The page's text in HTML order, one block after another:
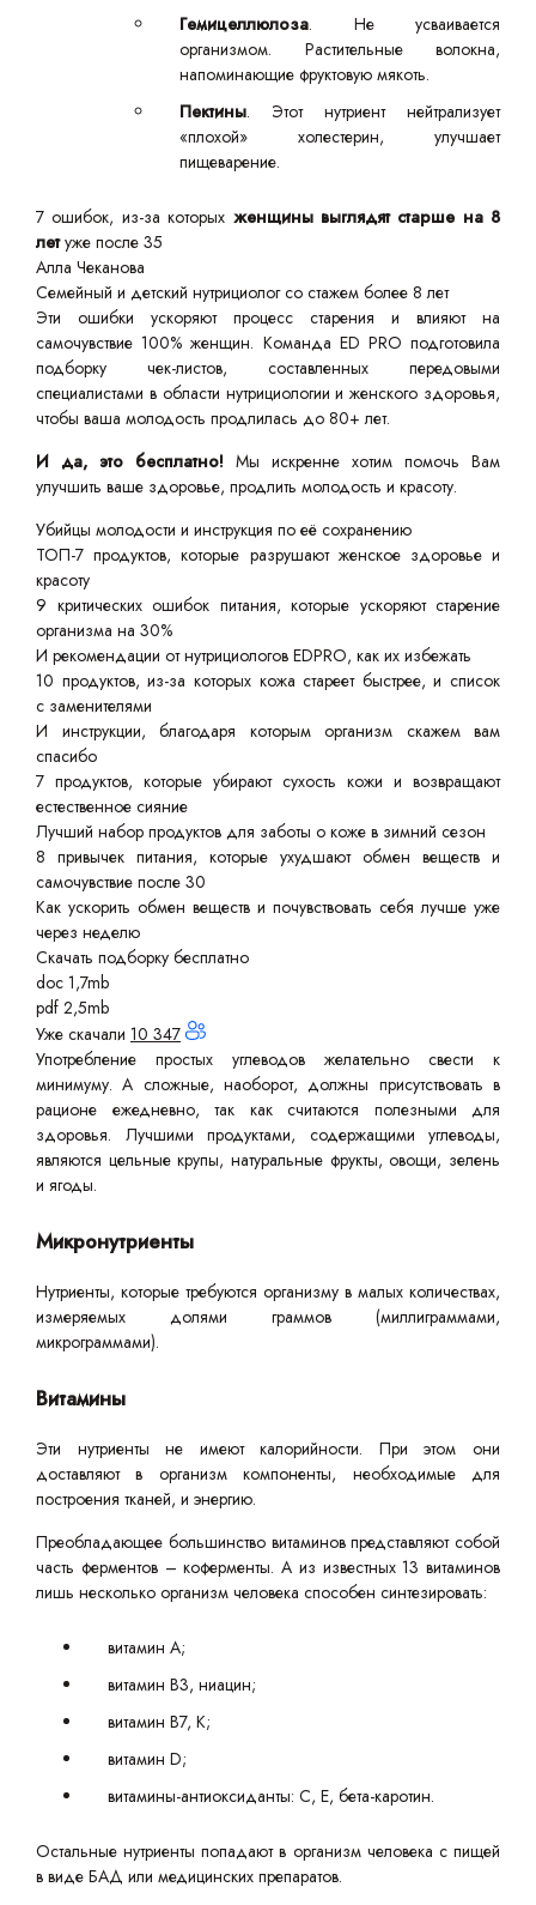
Гемицеллюлоза. Не усваивается
организмом. Растительные волокна,
напоминающие фруктовую мякоть.
Пектины. Этот нутриент нейтрализует
«плохой» холестерин, улучшает
пищеварение.
7 ошибок, из-за которых женщины выглядят старше на 8
летуже после 35
Алла Чеканова
Семейный и детский нутрициолог со стажем более 8 лет
Эти ошибки ускоряют процесс старения и влияют на
самочувствие 100% женщин. Команда ED PRO подготовила
подборку чек-листов, составленных передовыми
специалистами в области нутрициологии и женского здоровья,
чтобы ваша молодость продлилась до 80+ лет.
И да, это бесплатно! Мы искренне хотим помочь Вам
улучшить ваше здоровье, продлить молодость и красоту.
Убийцы молодости и инструкция по её сохранению
ТОП-7 продуктов, которые разрушают женское здоровье и
красоту
9 критических ошибок питания, которые ускоряют старение
организма на 30%
И рекомендации от нутрициологов EDPRO, как их избежать
10 продуктов, из-за которых кожа стареет быстрее, и список
с заменителями
И инструкции, благодаря которым организм скажем вам
спасибо
7 продуктов, которые убирают сухость кожи и возвращают
естественное сияние
Лучший набор продуктов для заботы о коже в зимний сезон
8 привычек питания, которые ухудшают обмен веществ и
самочувствие после 30
Как ускорить обмен веществ и почувствовать себя лучше уже
через неделю
Скачать подборку бесплатно
doc 1,7mb
pdf 2,5mb
Уже скачали 10 347
Употребление простых углеводов желательно свести к
минимуму. А сложные, наоборот, должны присутствовать в
рационе ежедневно, так как считаются полезными для
здоровья. Лучшими продуктами, содержащими углеводы,
являются цельные крупы, натуральные фрукты, овощи, зелень
и ягоды.
Микронутриенты
Нутриенты, которые требуются организму в малых количествах,
измеряемых долями граммов (миллиграммами,
микрограммами).
Витамины
Эти нутриенты не имеют калорийности. При этом они
доставляют в организм компоненты, необходимые для
построения тканей, и энергию.
Преобладающее большинство витаминов представляют собой
часть ферментов – коферменты. А из известных 13 витаминов
лишь несколько организм человека способен синтезировать:
витамин А;
витамин В3, ниацин;
витамин В7, К;
витамин D;
витамины-антиоксиданты: С, Е, бета-каротин.
Остальные нутриенты попадают в организм человека с пищей
в виде БАД или медицинских препаратов.